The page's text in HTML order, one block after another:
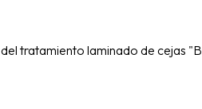
del tratamiento laminado de cejas